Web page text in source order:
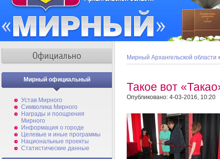
Мирный официальный
Устав Мирного
Символика Мирного
Награды и поощрения
Мирного
Информация о городе
Целевые и иные программы
Национальные проекты
Статистические данные
Мирный Архангельской области
Такое вот
Опубликовано: 4-03-2016, 10:20